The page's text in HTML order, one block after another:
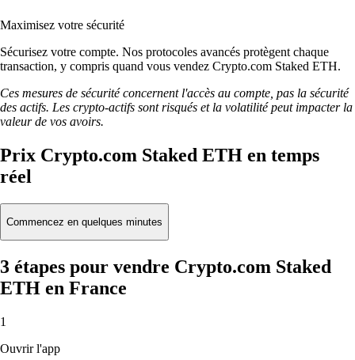
Maximisez votre sécurité
Sécurisez votre compte. Nos protocoles avancés protègent chaque
transaction, y compris quand vous vendez Crypto.com Staked ETH.
Ces mesures de sécurité concernent l'accès au compte, pas la sécurité
des actifs. Les crypto-actifs sont risqués et la volatilité peut impacter la
valeur de vos avoirs.
Prix Crypto.com Staked ETH en temps
réel
Commencez en quelques minutes
3 étapes pour vendre Crypto.com Staked
ETH en France
1
Ouvrir l'app